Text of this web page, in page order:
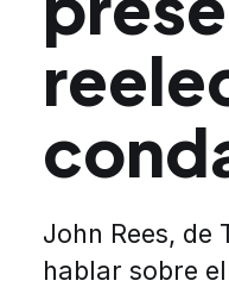
John Rees, de
hablar sobre